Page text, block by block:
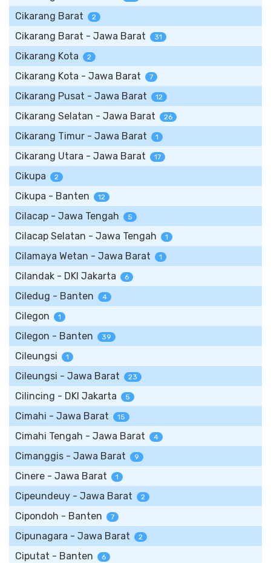
Cikarang Barat 2
Cikarang Barat - Jawa Barat 31
Cikarang Kota 2
Cikarang Kota - Jawa Barat 7
Cikarang Pusat - Jawa Barat 12
Cikarang Selatan - Jawa Barat 26
Cikarang Timur - Jawa Barat 1
Cikarang Utara - Jawa Barat 17
Cikupa 2
Cikupa - Banten 12
Cilacap - Jawa Tengah 5
Cilacap Selatan - Jawa Tengah 1
Cilamaya Wetan - Jawa Barat 1
Cilandak - DKI Jakarta 6
Ciledug - Banten 4
Cilegon 1
Cilegon - Banten 39
Cileungsi 1
Cileungsi - Jawa Barat 23
Cilincing - DKI Jakarta 5
Cimahi - Jawa Barat 15
Cimahi Tengah - Jawa Barat 4
Cimanggis - Jawa Barat 9
Cinere - Jawa Barat 1
Cipeundeuy - Jawa Barat 2
Cipondoh - Banten 7
Cipunagara - Jawa Barat 2
Ciputat - Banten 6